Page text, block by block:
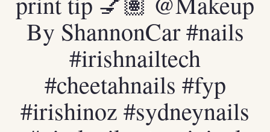
By ShannonCar#nails
#irishnailtech
#cheetahnails #fyp
#irishinoz #sydneynails